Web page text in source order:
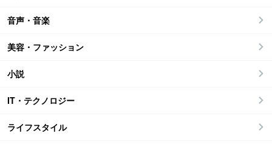
音声・音楽
美容・ファッション
小説
IT・テクノロジー
ライフスタイル